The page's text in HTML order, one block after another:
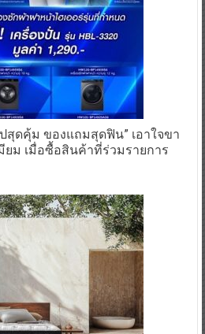
สุดคุ้ม ของแถมสุดฟิน” เอาใจขา
ม เมื่อซื้อสินค้าที่ร่วมรายการ